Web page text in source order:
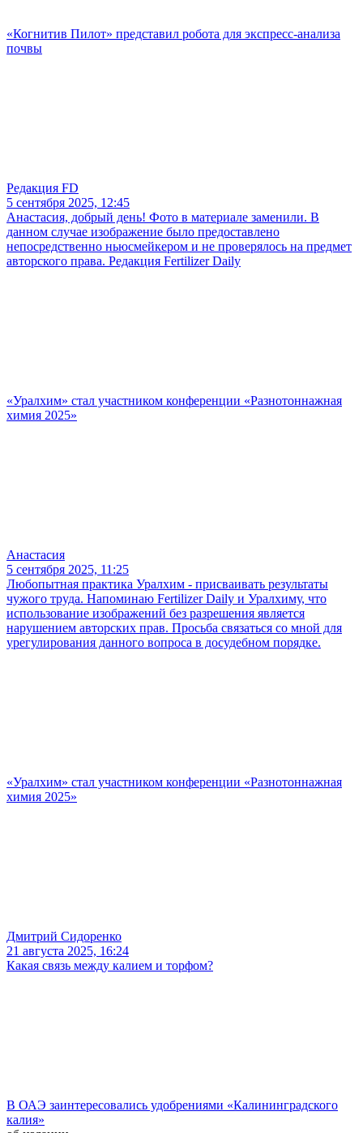
«Когнитив Пилот» представил робота для экспресс-анализа
почвы
Редакция FD
5 сентября 2025, 12:45
Анастасия, добрый день! Фото в материале заменили. В
данном случае изображение было предоставлено
непосредственно ньюсмейкером и не проверялось на предмет
авторского права. Редакция Fertilizer Daily
«Уралхим» стал участником конференции «Разнотоннажная
химия 2025»
Анастасия
5 сентября 2025, 11:25
Любопытная практика Уралхим - присваивать результаты
чужого труда. Напоминаю Fertilizer Daily и Уралхиму, что
использование изображений без разрешения является
нарушением авторских прав. Просьба связаться со мной для
урегулирования данного вопроса в досудебном порядке.
«Уралхим» стал участником конференции «Разнотоннажная
химия 2025»
Дмитрий Сидоренко
21 августа 2025, 16:24
Какая связь между калием и торфом?
В ОАЭ заинтересовались удобрениями «Калининградского
калия»